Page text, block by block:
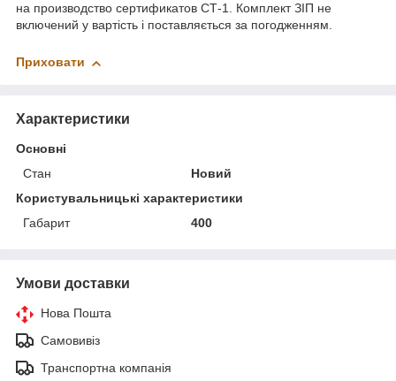
на производство сертификатов СТ-1. Комплект ЗІП не
включений у вартість і поставляється за погодженням.
Приховати
Характеристики
Основні
Стан
Новий
Користувальницькі характеристики
Габарит
400
Умови доставки
Нова Пошта
Самовивіз
Транспортна компанія